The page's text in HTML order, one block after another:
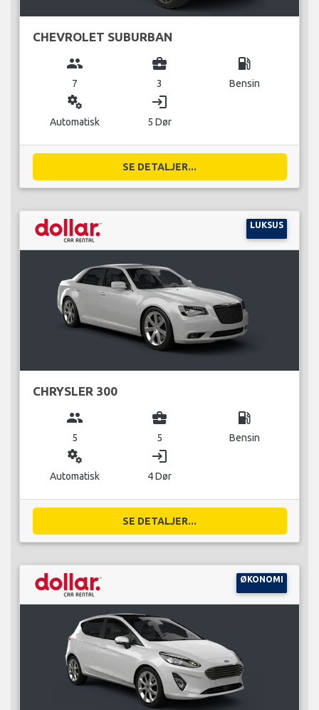
CHEVROLET SUBURBAN
group
7
business_center
3
local_gas_station
Bensin
miscellaneous_services
Automatisk
login
5 Dør
SE DETALJER...
LUKSUS
CHRYSLER 300
group
5
business_center
5
local_gas_station
Bensin
miscellaneous_services
Automatisk
login
4 Dør
SE DETALJER...
ØKONOMI